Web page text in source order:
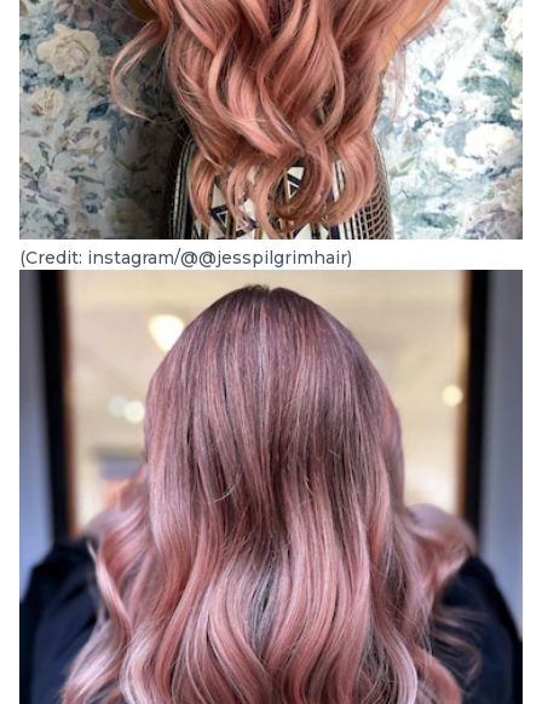
(Credit: instagram/@@jesspilgrimhair)